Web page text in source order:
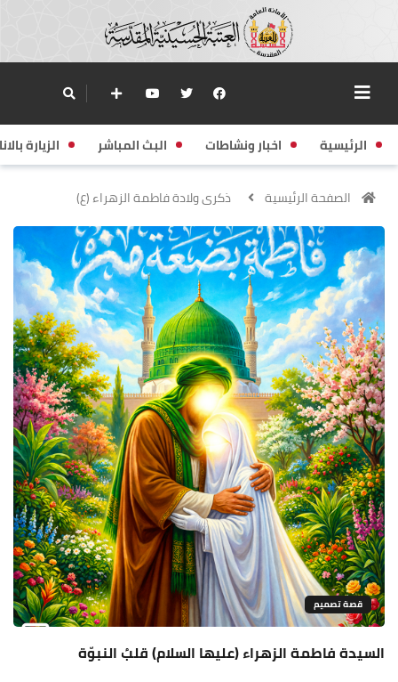
الرئيسية اخبار ونشاطات البث المباشر الزيارة
الصفحة الرئيسية ذكرى ولادة فاطمة الزهراء (ع)
قصة تصميم
السيدة فاطمة الزهراء (عليها السلام) قلبُ النبوّة